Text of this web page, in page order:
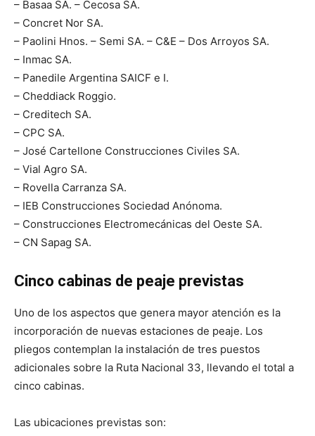
– Basaa SA. – Cecosa SA.
– Concret Nor SA.
– Paolini Hnos. – Semi SA. – C&E – Dos Arroyos SA.
– Inmac SA.
– Panedile Argentina SAICF e I.
– Cheddiack Roggio.
– Creditech SA.
– CPC SA.
– José Cartellone Construcciones Civiles SA.
– Vial Agro SA.
– Rovella Carranza SA.
– IEB Construcciones Sociedad Anónoma.
– Construcciones Electromecánicas del Oeste SA.
– CN Sapag SA.
Cinco cabinas de peaje previstas
Uno de los aspectos que genera mayor atención es la
incorporación de nuevas estaciones de peaje. Los
pliegos contemplan la instalación de tres puestos
adicionales sobre la Ruta Nacional 33, llevando el total a
cinco cabinas.
Las ubicaciones previstas son: